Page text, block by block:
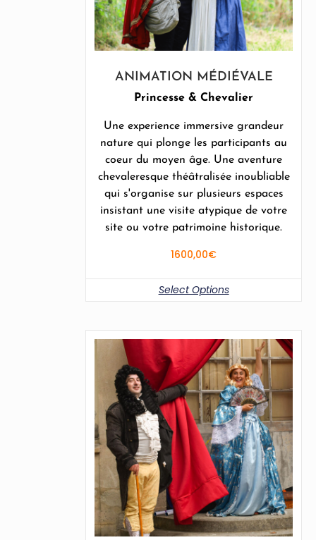
ANIMATION MÉDIÉVALE
Princesse & Chevalier
Une experience immersive grandeur
nature qui plonge les participants au
coeur du moyen âge. Une aventure
chevaleresque théâtralisée inoubliable
qui s'organise sur plusieurs espaces
insistant une visite atypique de votre
site ou votre patrimoine historique.
1600,00€
Select Options